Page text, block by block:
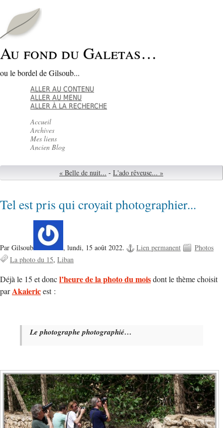
Au fond du Galetas…
ou le bordel de Gilsoub...
ALLER AU CONTENU
ALLER AU MENU
ALLER À LA RECHERCHE
Accueil
Archives
Mes liens
Ancien Blog
« Belle de nuit... - L'ado rêveuse... »
Tel est pris qui croyait photographier...
Par Gilsoub , lundi, 15 août 2022. Lien permanent
Photos
La photo du 15 Liban
Déjà le 15 et doncl’heure de la photo du moisdont le thème choisit
parAkaiericest :
Le photographe photographié…